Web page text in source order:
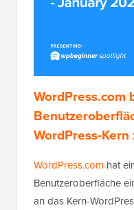
WordPress.com
WordPress-
WordPress.com hat
Benutzeroberfläche
an das Kern-